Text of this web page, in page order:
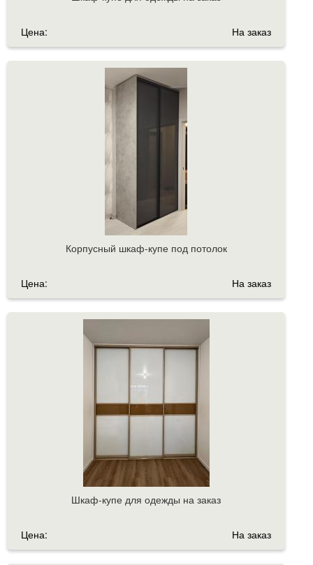
Цена: На заказ
Корпусный шкаф-купе под потолок
Цена: На заказ
Шкаф-купе для одежды на заказ
Цена: На заказ